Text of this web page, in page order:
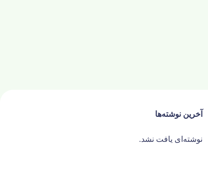
آخرین نوشته‌ها
نوشته‌ای یافت نشد.